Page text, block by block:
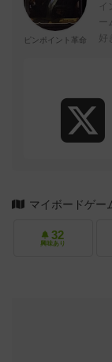
ピンポイント革命
イ
ー
好
マイボードゲー
32
興味あり